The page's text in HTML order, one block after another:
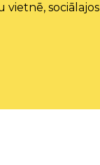
sociālajos